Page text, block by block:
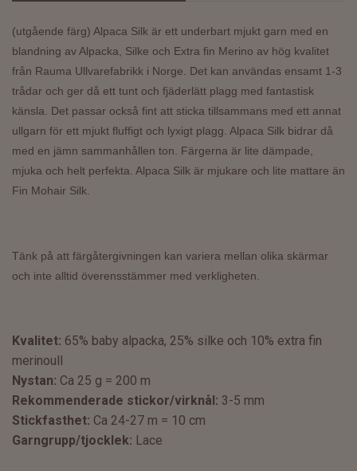
(utgående färg) Alpaca Silk är ett underbart mjukt garn med en
blandning av Alpacka, Silke och Extra fin Merino av hög kvalitet
från Rauma Ullvarefabrikk i Norge. Det kan användas ensamt 1-3
trådar och ger då ett tunt och fjäderlätt plagg med fantastisk
känsla. Det passar också fint att sticka tillsammans med ett annat
ullgarn för ett mjukt fluffigt och lyxigt plagg. Alpaca Silk bidrar då
med en jämn sammanhållen ton. Färgerna är lite dämpade,
mjuka och helt perfekta. Alpaca Silk är mjukare och lite mattare än
Fin Mohair Silk.
Tänk på att färgåtergivningen kan variera mellan olika skärmar
och inte alltid överensstämmer med verkligheten.
Kvalitet: 65% baby alpacka, 25% silke och 10% extra fin
merinoull
Nystan: Ca 25 g = 200 m
Rekommenderade stickor/virknål: 3-5 mm
Stickfasthet: Ca 24-27 m = 10 cm
Garngrupp/tjocklek: Lace